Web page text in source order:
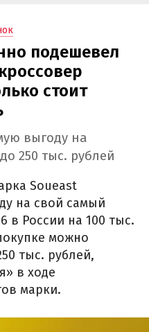
подешевел
стоит
выгоду на
250 тыс. рублей
Soueast
на свой самый
в России на 100 тыс.
можно
тыс. рублей,
в ходе
марки.